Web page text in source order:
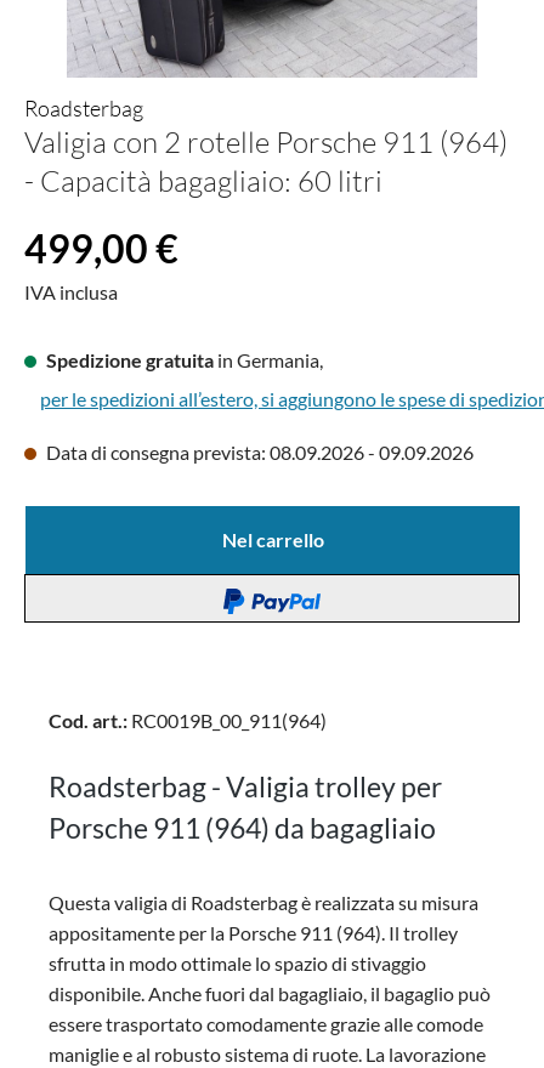
Roadsterbag
Valigia con 2 rotelle Porsche 911 (964)
- Capacità bagagliaio: 60 litri
Prezzo normale:
499,00 €
IVA inclusa
Spedizione gratuita in Germania,
per le spedizioni all’estero, si aggiungono le spese di
Data di consegna prevista: 08.09.2026 - 09.09.2026
Nel carrello
Cod. art.: RC0019B_00_911(964)
Roadsterbag - Valigia trolley per
Porsche 911 (964) da bagagliaio
Questa valigia di Roadsterbag è realizzata su misura
appositamente per la Porsche 911 (964). Il trolley
sfrutta in modo ottimale lo spazio di stivaggio
disponibile. Anche fuori dal bagagliaio, il bagaglio può
essere trasportato comodamente grazie alle comode
maniglie e al robusto sistema di ruote. La lavorazione